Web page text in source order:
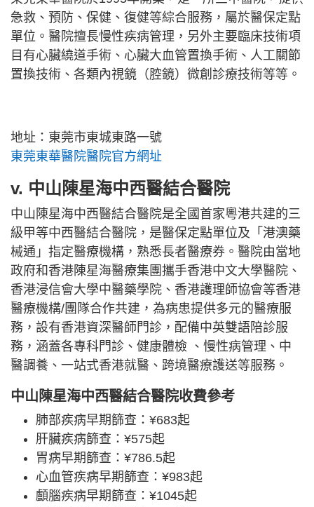
急救、預防、保健、復健等綜合服務，屬於醫保定點
單位。醫院擅長慢性疾病管理，另外主要臨床技術項
目有心臟繞道手術、心臟大血管置換手術、人工關節
置換技術、各類內視鏡（腔鏡）微創診療技術等等。
地址：東莞市東城東路一號
東莞東華醫院醫院官方網址
v. 中山陳星海中西醫結合醫院
中山陳星海中西醫結合醫院是全國首家粵港共建的三
級甲等中西醫結合醫院，是醫保定點單位及「港澳藥
械通」指定醫療機構，熟悉長者醫療券。醫院由當地
政府和香港陳星海醫療集團攜手香港中文大學醫院、
香港浸信會大學中醫藥學院、香港護理師協會等香港
醫療機構/團隊合作共建，為病患提供多元的醫療服
務，設有香港資深醫師門診，配備中英雙語陪診服
務，涵蓋各專科門診、健康體檢 、慢性病管理、中
醫調養、一站式香港就醫、跨境醫療護送等服務。
中山陳星海中西醫結合醫院收費參考
肺部疾病早期篩查：¥683起
肝臟疾病篩查：¥575起
胃病早期篩查：¥786.5起
心血管疾病早期篩查：¥983起
顱腦疾病早期篩查：¥1045起